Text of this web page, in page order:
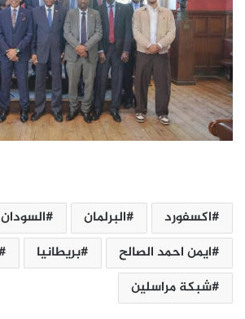
اكسفورد البرلمان
السودان
ايمن احمد الصالح
بريطانيا
شبكة مراسلين